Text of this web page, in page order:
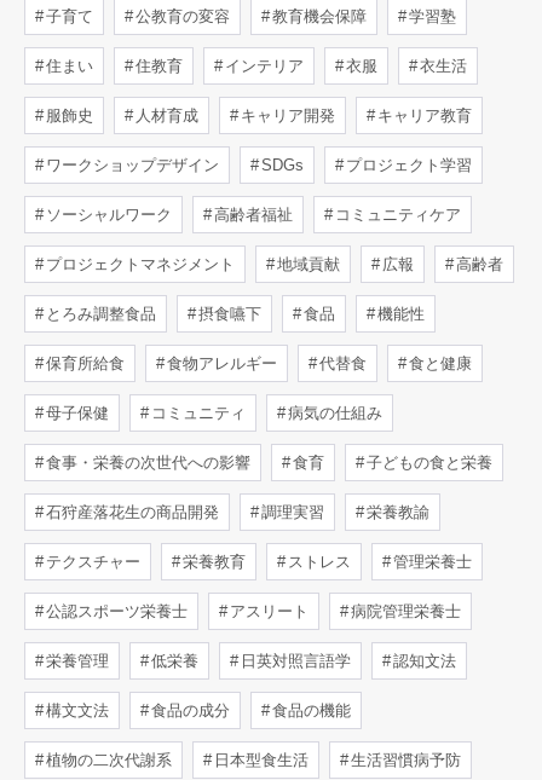
子育て 公教育の変容 教育機会保障 学習塾
住まい 住教育 インテリア 衣服 衣生活
服飾史 人材育成 キャリア開発 キャリア教育
ワークショップデザイン SDGs プロジェクト学習
ソーシャルワーク 高齢者福祉 コミュニティケア
プロジェクトマネジメント 地域貢献 広報 高齢者
とろみ調整食品 摂食嚥下 食品 機能性
保育所給食 食物アレルギー 代替食 食と健康
母子保健 コミュニティ 病気の仕組み
食事・栄養の次世代への影響 食育 子どもの食と栄養
石狩産落花生の商品開発 調理実習 栄養教諭
テクスチャー 栄養教育 ストレス 管理栄養士
公認スポーツ栄養士 アスリート 病院管理栄養士
栄養管理 低栄養 日英対照言語学 認知文法
構文文法 食品の成分 食品の機能
植物の二次代謝系 日本型食生活 生活習慣病予防